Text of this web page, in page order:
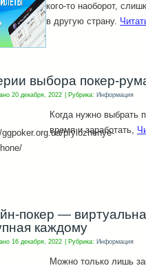
кого-то наоборот,
в другую страну.
выбора покер-
20 декабря, 2022 Рубрика: Информация
Когда нужно выбрать
время и заработать,
покер —
каждому
16 декабря, 2022 Рубрика: Информация
Можно только лишь